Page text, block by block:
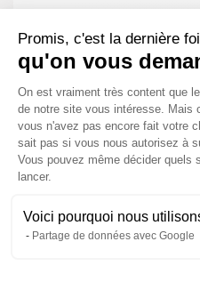
Promis, c'est la dernière
qu'on vous
Plateforme de
On est vraiment très content que
de notre site vous intéresse. Mais
vous n'avez pas encore fait votre
sait pas si vous nous autorisez à
Vous pouvez même décider quels
lancer.
Voici pourquoi nous
Partage de données avec Google
Cibler et
Négocier et
Organiser et
Exploiter et
commerciale
Maîtriser la relation
Animer la relation
distributeurs
Développer et